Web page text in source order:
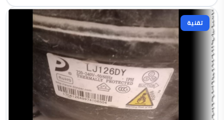
تقنية